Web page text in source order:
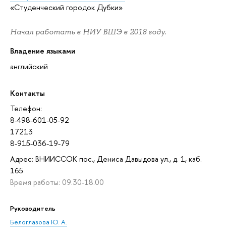
«Студенческий городок Дубки»
Начал работать в НИУ ВШЭ в 2018 году.
Владение языками
английский
Контакты
Телефон:
8-498-601-05-92
17213
8-915-036-19-79
Адрес: ВНИИССОК пос., Дениса Давыдова ул., д. 1, каб.
165
Время работы: 09.30-18.00
Руководитель
Белоглазова Ю. А.